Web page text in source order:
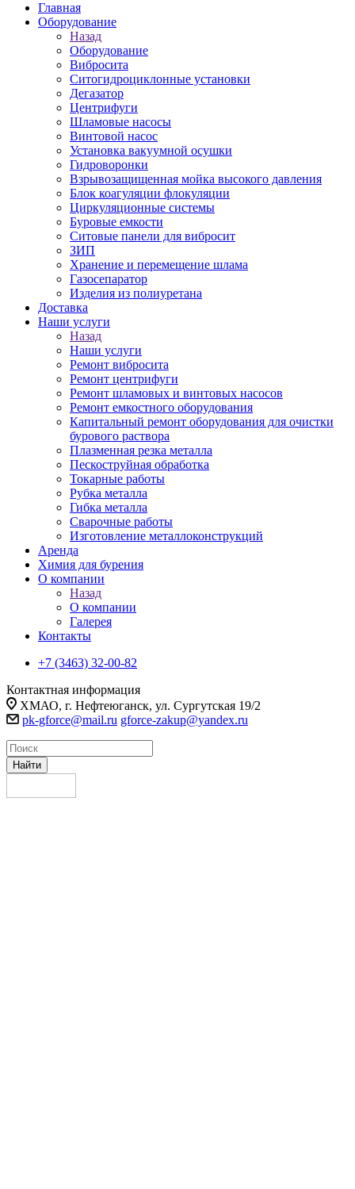
Главная
Оборудование
Назад
Оборудование
Вибросита
Ситогидроциклонные установки
Дегазатор
Центрифуги
Шламовые насосы
Винтовой насос
Установка вакуумной осушки
Гидроворонки
Взрывозащищенная мойка высокого давления
Блок коагуляции флокуляции
Циркуляционные системы
Буровые емкости
Ситовые панели для вибросит
ЗИП
Хранение и перемещение шлама
Газосепаратор
Изделия из полиуретана
Доставка
Наши услуги
Назад
Наши услуги
Ремонт вибросита
Ремонт центрифуги
Ремонт шламовых и винтовых насосов
Ремонт емкостного оборудования
Капитальный ремонт оборудования для очистки
бурового раствора
Плазменная резка металла
Пескоструйная обработка
Токарные работы
Рубка металла
Гибка металла
Сварочные работы
Изготовление металлоконструкций
Аренда
Химия для бурения
О компании
Назад
О компании
Галерея
Контакты
+7 (3463) 32-00-82
Контактная информация
ХМАО, г. Нефтеюганск, ул. Сургутская 19/2
pk-gforce@mail.ru gforce-zakup@yandex.ru
Найти